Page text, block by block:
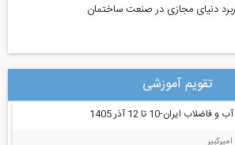
دنیای مجازی در صنعت ساختمان
تقویم آموزشی
ایران-10 تا 12 آذر 1405